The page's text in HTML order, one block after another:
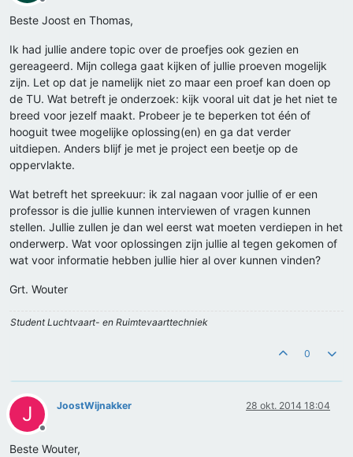
Offline
Beste Joost en Thomas,
Ik had jullie andere topic over de proefjes ook gezien en
gereageerd. Mijn collega gaat kijken of jullie proeven mogelijk
zijn. Let op dat je namelijk niet zo maar een proef kan doen op
de TU. Wat betreft je onderzoek: kijk vooral uit dat je het niet te
breed voor jezelf maakt. Probeer je te beperken tot één of
hooguit twee mogelijke oplossing(en) en ga dat verder
uitdiepen. Anders blijf je met je project een beetje op de
oppervlakte.
Wat betreft het spreekuur: ik zal nagaan voor jullie of er een
professor is die jullie kunnen interviewen of vragen kunnen
stellen. Jullie zullen je dan wel eerst wat moeten verdiepen in het
onderwerp. Wat voor oplossingen zijn jullie al tegen gekomen of
wat voor informatie hebben jullie hier al over kunnen vinden?
Grt. Wouter
Student Luchtvaart- en Ruimtevaarttechniek
0
J
Offline
JoostWijnakker 28 okt. 2014 18:04
Beste Wouter,